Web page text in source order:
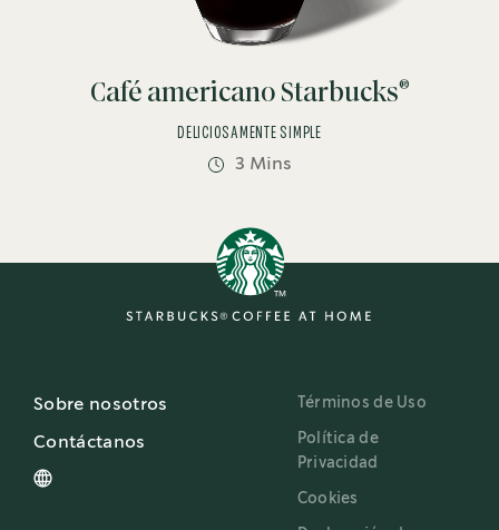
Café americano Starbucks®
DELICIOSAMENTE SIMPLE
3 Mins
Sobre nosotros
Contáctanos
Términos de Uso
Política de
Privacidad
Cookies